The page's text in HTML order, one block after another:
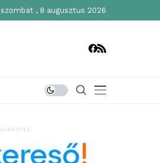
szombat , 8 augusztus 2026
HIRDETÉS